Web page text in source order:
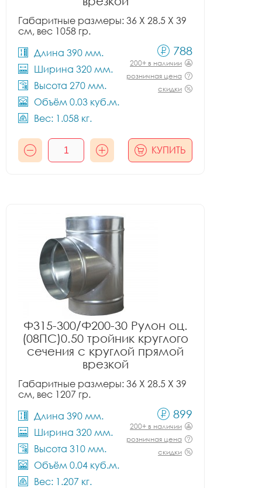
Габаритные размеры: 36 X 28.5 X 39
см, вес 1058 гр.
Длина 390 мм.
Ширина 320 мм.
Высота 270 мм.
Объём 0.03 куб.м.
Вес: 1.058 кг.
788
200+ в наличии
розничная цена
скидки
КУПИТЬ
Ф315-300/Ф200-30 Рулон оц.
(08ПС)0.50 тройник круглого
сечения с круглой прямой
врезкой
Габаритные размеры: 36 X 28.5 X 39
см, вес 1207 гр.
Длина 390 мм.
Ширина 320 мм.
Высота 310 мм.
Объём 0.04 куб.м.
Вес: 1.207 кг.
899
200+ в наличии
розничная цена
скидки